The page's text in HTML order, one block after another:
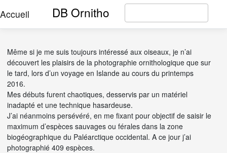
Accueil DB Ornitho
Même si je me suis toujours intéressé aux oiseaux, je n’ai
découvert les plaisirs de la photographie ornithologique que sur
le tard, lors d’un voyage en Islande au cours du printemps
2016.
Mes débuts furent chaotiques, desservis par un matériel
inadapté et une technique hasardeuse.
J’ai néanmoins persévéré, en me fixant pour objectif de saisir le
maximum d’espèces sauvages ou férales dans la zone
biogéographique du Paléarctique occidental. A ce jour j’ai
photographié 409 espèces.